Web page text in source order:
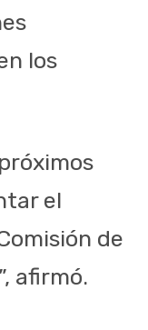
los
el
de
afirmó.